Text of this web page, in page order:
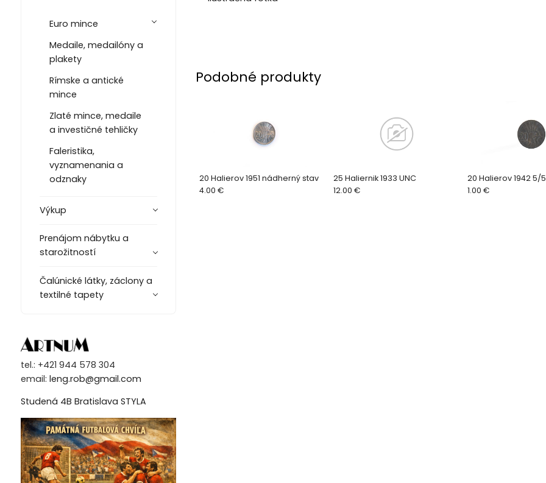
Euro mince
Medaile, medailóny a
plakety
Rímske a antické
mince
Zlaté mince, medaile
a investičné tehličky
Faleristika,
vyznamenania a
odznaky
Výkup
Prenájom nábytku a
starožitností
Čalúnické látky, záclony a
textilné tapety
tel.: +421 944 578 304
email: leng.rob@gmail.com
Studená 4B Bratislava STYLA
Podobné produkty
20 Halierov 1951 nádherný stav
4.00 €
25 Haliernik 1933 UNC
12.00 €
20 Halierov 1942 5/5
1.00 €